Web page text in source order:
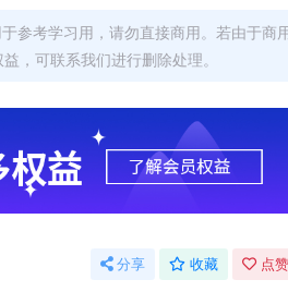
参考学习用，请勿直接商用。若由于商
，可联系我们进行删除处理。
分享 收藏 点